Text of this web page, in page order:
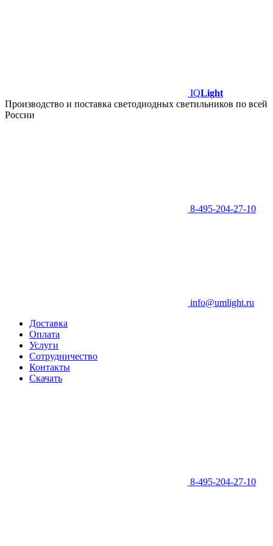
IQLight
Производство и поставка светодиодных светильников по всей
России
8-495-204-27-10
info@umlight.ru
Доставка
Оплата
Услуги
Сотрудничество
Контакты
Скачать
8-495-204-27-10